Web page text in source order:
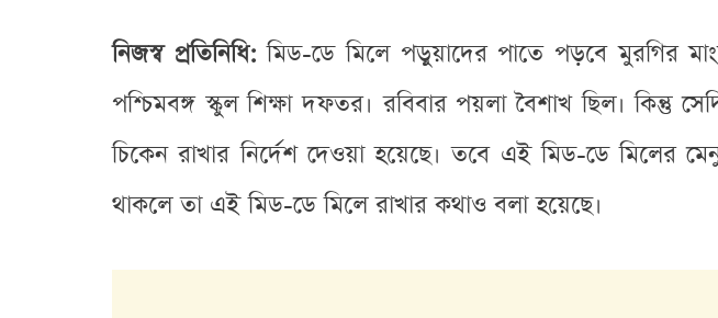
নিজস্ব প্রতিনিধি: মিড-ডে মিলে পড়ুয়াদের পাতে পড়বে মুরগির
পশ্চিমবঙ্গ স্কুল শিক্ষা দফতর। রবিবার পয়লা বৈশাখ ছিল। কিন্তু
চিকেন রাখার নির্দেশ দেওয়া হয়েছে। তবে এই মিড-ডে মিলের
থাকলে তা এই মিড-ডে মিলে রাখার কথাও বলা হয়েছে।